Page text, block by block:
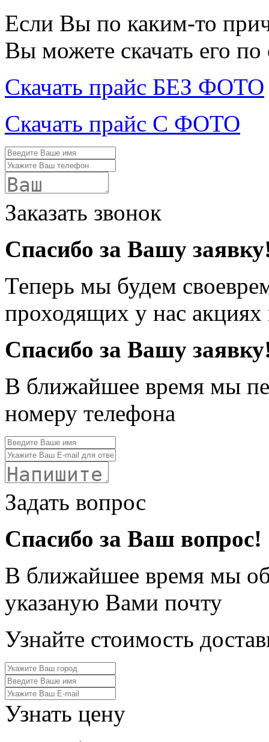
Если Вы по каким-то
Вы можете скачать его
Скачать прайс БЕЗ ФОТО
Скачать прайс С ФОТО
Заказать звонок
Спасибо за Вашу
Теперь мы будем
проходящих у нас
Спасибо за Вашу
В ближайшее время мы
номеру телефона
Задать вопрос
Спасибо за Ваш вопрос!
В ближайшее время мы
указаную Вами почту
Узнайте стоимость
Узнать цену